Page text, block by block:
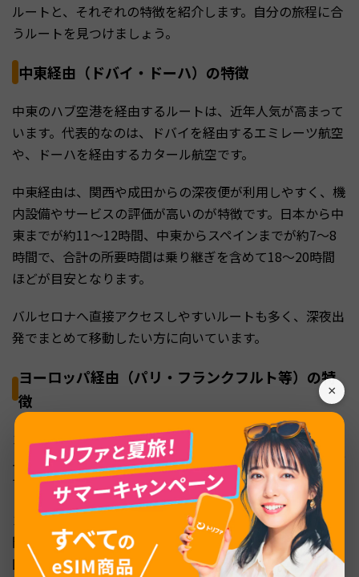
×
ルートと、それぞれの特徴を紹介します。自分の旅程に合
うルートを見つけましょう。
中東経由（ドバイ・ドーハ）の特徴
中東のハブ空港を経由するルートは、近年人気が高まって
います。代表的なのは、ドバイを経由するエミレーツ航空
や、ドーハを経由するカタール航空です。
中東経由は、関西や成田からの深夜便が利用しやすく、機
内設備やサービスの評価が高いのが特徴です。日本から中
東までが約11〜12時間、中東からスペインまでが約7〜8
時間で、合計の所要時間は乗り継ぎを含めて18〜20時間
ほどが目安となります。
バルセロナへ直接アクセスしやすいルートも多く、深夜出
発でまとめて移動したい方に向いています。
ヨーロッパ経由（パリ・フランクフルト等）の特
徴
ヨーロッパの都市を経由するルートも定番です。パリ、ア
ムステルダム、フランクフルト、ロンドンなどの主要ハブ
で乗り継ぎ、スペイン各都市へ向かいます。
ヨーロッパ経由は、日本から経由地までが約14〜15時
間、そこからスペインまでが約2〜3時間と、乗り継ぎ後の
区間が短いのが特徴です。経由地で途中下車を楽しむ旅程